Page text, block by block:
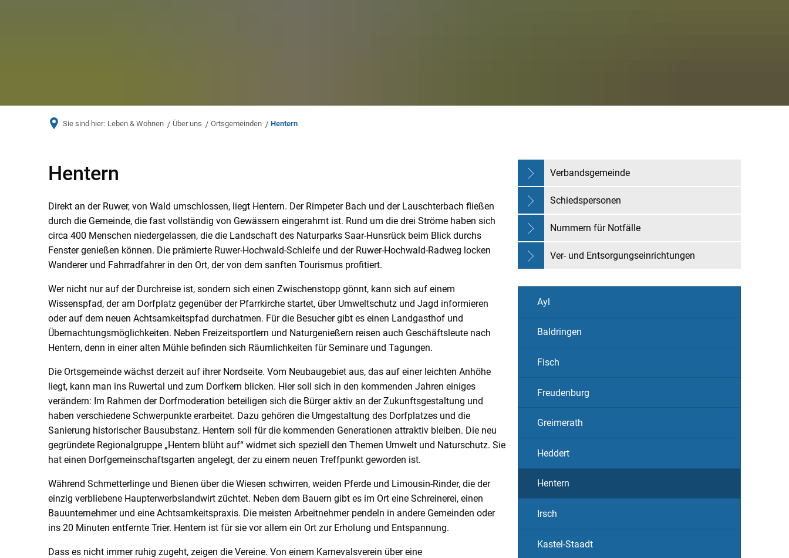
Sie sind hier: Leben & Wohnen Über uns Ortsgemeinden Hentern
HenternHentern
Direkt an der Ruwer, von Wald umschlossen, liegt Hentern. Der Rimpeter Bach und der Lauschterbach fließen
durch die Gemeinde, die fast vollständig von Gewässern eingerahmt ist. Rund um die drei Ströme haben sich
circa 400 Menschen niedergelassen, die die Landschaft des Naturparks Saar-Hunsrück beim Blick durchs
Fenster genießen können. Die prämierte Ruwer-Hochwald-Schleife und der Ruwer-Hochwald-Radweg locken
Wanderer und Fahrradfahrer in den Ort, der von dem sanften Tourismus profitiert.
Wer nicht nur auf der Durchreise ist, sondern sich einen Zwischenstopp gönnt, kann sich auf einem
Wissenspfad, der am Dorfplatz gegenüber der Pfarrkirche startet, über Umweltschutz und Jagd informieren
oder auf dem neuen Achtsamkeitspfad durchatmen. Für die Besucher gibt es einen Landgasthof und
Übernachtungsmöglichkeiten. Neben Freizeitsportlern und Naturgenießern reisen auch Geschäftsleute nach
Hentern, denn in einer alten Mühle befinden sich Räumlichkeiten für Seminare und Tagungen.
Die Ortsgemeinde wächst derzeit auf ihrer Nordseite. Vom Neubaugebiet aus, das auf einer leichten Anhöhe
liegt, kann man ins Ruwertal und zum Dorfkern blicken. Hier soll sich in den kommenden Jahren einiges
verändern: Im Rahmen der Dorfmoderation beteiligen sich die Bürger aktiv an der Zukunftsgestaltung und
haben verschiedene Schwerpunkte erarbeitet. Dazu gehören die Umgestaltung des Dorfplatzes und die
Sanierung historischer Bausubstanz. Hentern soll für die kommenden Generationen attraktiv bleiben. Die neu
gegründete Regionalgruppe „Hentern blüht auf“ widmet sich speziell den Themen Umwelt und Naturschutz. Sie
hat einen Dorfgemeinschaftsgarten angelegt, der zu einem neuen Treffpunkt geworden ist.
Während Schmetterlinge und Bienen über die Wiesen schwirren, weiden Pferde und Limousin-Rinder, die der
einzig verbliebene Haupterwerbslandwirt züchtet. Neben dem Bauern gibt es im Ort eine Schreinerei, einen
Bauunternehmer und eine Achtsamkeitspraxis. Die meisten Arbeitnehmer pendeln in andere Gemeinden oder
ins 20 Minuten entfernte Trier. Hentern ist für sie vor allem ein Ort zur Erholung und Entspannung.
Dass es nicht immer ruhig zugeht, zeigen die Vereine. Von einem Karnevalsverein über eine
Verbandsgemeinde
Schiedspersonen
Nummern für Notfälle
Ver- und Entsorgungseinrichtungen
Ayl
Baldringen
Fisch
Freudenburg
Greimerath
Heddert
Hentern
Irsch
Kastel-Staadt